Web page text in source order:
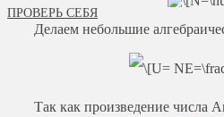
ПРОВЕРЬ СЕБЯ
Делаем небольшие
Так как произведение числа